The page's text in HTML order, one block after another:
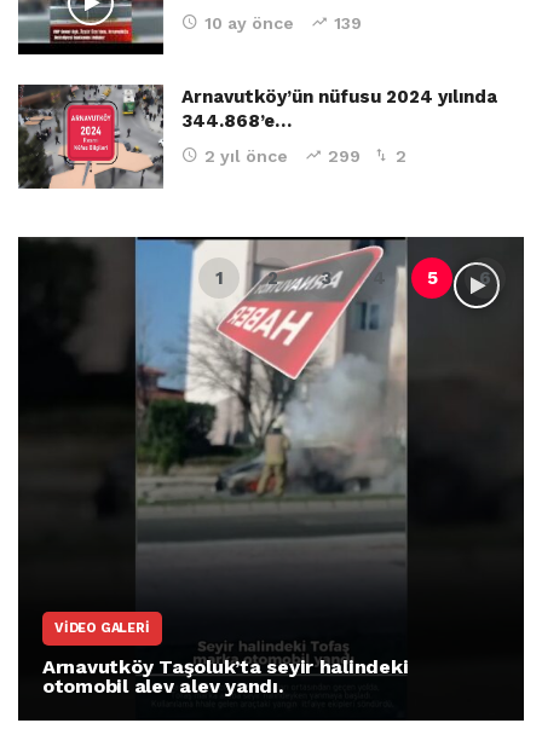
10 ay önce 139
Arnavutköy’ün nüfusu 2024 yılında
344.868’e…
2 yıl önce 299 2
VIDEO GALERI
Arnavutköy Taşoluk’ta seyir halindeki
otomobil alev alev yandı.